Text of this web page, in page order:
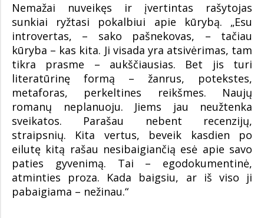
Nemažai nuveikęs ir įvertintas rašytojas
sunkiai ryžtasi pokalbiui apie kūrybą. „Esu
introvertas, – sako pašnekovas, – tačiau
kūryba – kas kita. Ji visada yra atsivėrimas, tam
tikra prasme – aukščiausias. Bet jis turi
literatūrinę formą – žanrus, potekstes,
metaforas, perkeltines reikšmes. Naujų
romanų neplanuoju. Jiems jau neužtenka
sveikatos. Parašau nebent recenzijų,
straipsnių. Kita vertus, beveik kasdien po
eilutę kitą rašau nesibaigiančią esė apie savo
paties gyvenimą. Tai – egodokumentinė,
atminties proza. Kada baigsiu, ar iš viso ji
pabaigiama – nežinau.“